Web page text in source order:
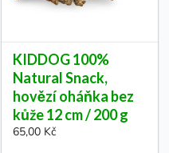
KIDDOG 100%
Natural Snack,
hovězí oháňka bez
kůže 12 cm / 200 g
65,00 Kč